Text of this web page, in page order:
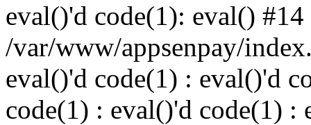
eval()'d code(1): eval() #14
/var/www/appsenpay/
eval()'d code(1) : eval()'d
code(1) : eval()'d code(1) :